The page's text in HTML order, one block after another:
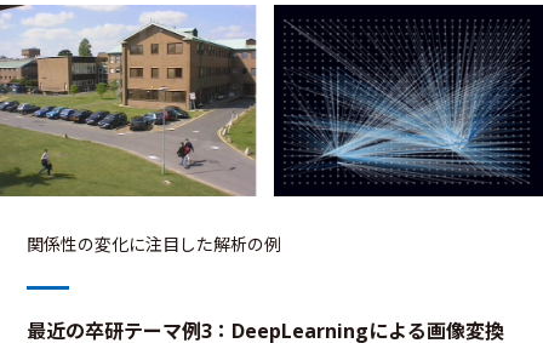
関係性の変化に注目した解析の例
最近の卒研テーマ例3：DeepLearningによる画像変換